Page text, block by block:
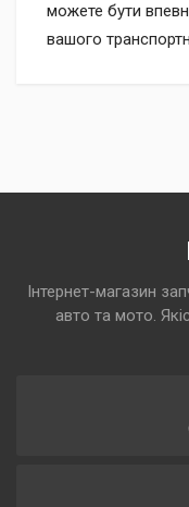
можете бути
вашого
Інтернет-магазин
авто та мото.